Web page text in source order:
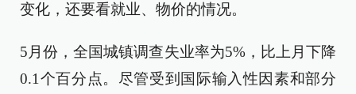
变化，还要看就业、物价的情况。
5月份，全国城镇调查失业率为5%，比上月下降
0.1个百分点。尽管受到国际输入性因素和部分